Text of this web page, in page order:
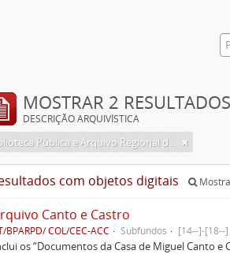
MOSTRAR 2 RESULTADOS
DESCRIÇÃO ARQUIVÍSTICA
Biblioteca Pública e Arquivo Regional de Ponta Delgada
com objetos digitais
Canto e Castro
BPARPD/ COL/CEC-ACC Subfundos [14--]-[18--]
os “Documentos da Casa de Miguel Canto